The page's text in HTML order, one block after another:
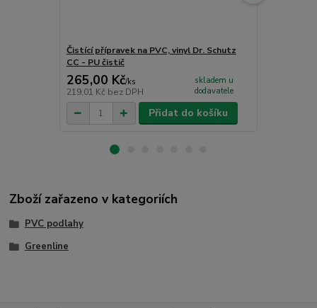
Čistící přípravek na PVC, vinyl Dr. Schutz
CC - PU čistič
265,00 Kč/ks
219,01 Kč bez DPH
skladem u
dodavatele
Přidat do košíku
Zboží zařazeno v kategoriích
PVC podlahy
Greenline